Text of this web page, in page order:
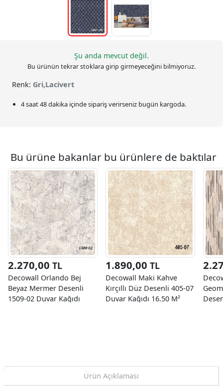
Şu anda mevcut değil.
Bu ürünün tekrar stoklara girip girmeyeceğini bilmiyoruz.
Renk: Gri,Lacivert
4 saat 48 dakika içinde sipariş verirseniz bugün kargoda.
Bu ürüne bakanlar bu ürünlere de baktılar
2.270,00 TL
Decowall Orlando Bej
Beyaz Mermer Desenli
1509-02 Duvar Kağıdı
1.890,00 TL
Decowall Maki Kahve
Kırçıllı Düz Desenli 405-07
Duvar Kağıdı 16.50 M²
Ürün Açıklaması